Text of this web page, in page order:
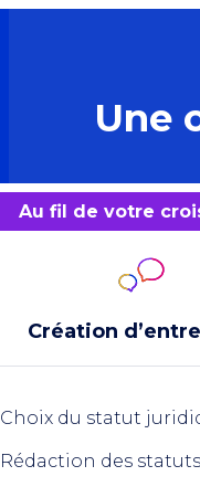
Une
Au fil de votre
Création
Choix du statut
Rédaction des statuts